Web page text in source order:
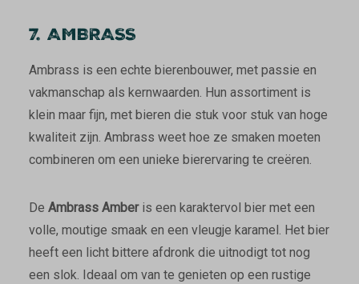
7. AMBRASS
Ambrass is een echte bierenbouwer, met passie en
vakmanschap als kernwaarden. Hun assortiment is
klein maar fijn, met bieren die stuk voor stuk van hoge
kwaliteit zijn. Ambrass weet hoe ze smaken moeten
combineren om een unieke bierervaring te creëren.
De Ambrass Amberis een karaktervol bier met een
volle, moutige smaak en een vleugje karamel. Het bier
heeft een licht bittere afdronk die uitnodigt tot nog
een slok. Ideaal om van te genieten op een rustige